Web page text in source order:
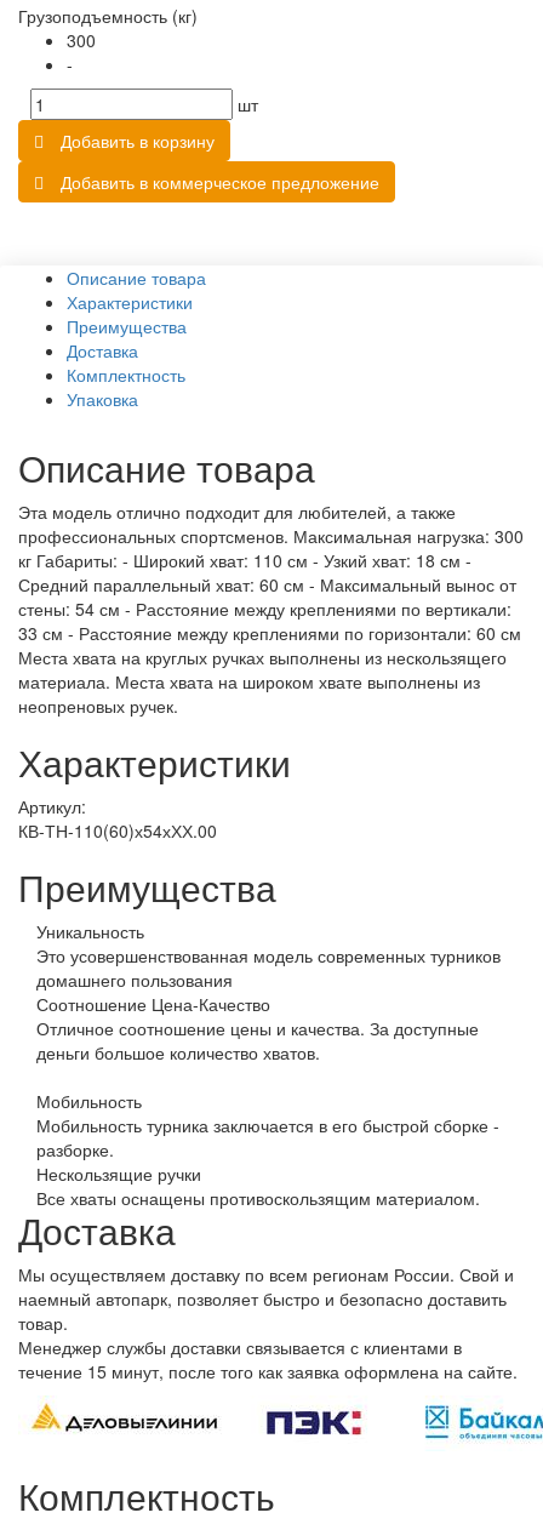
Грузоподъемность (кг)
300
-
шт
Добавить в корзину
Добавить в коммерческое предложение
Описание товара
Характеристики
Преимущества
Доставка
Комплектность
Упаковка
Описание товара
Эта модель отлично подходит для любителей, а также
профессиональных спортсменов. Максимальная нагрузка: 300
кг Габариты: - Широкий хват: 110 см - Узкий хват: 18 см -
Средний параллельный хват: 60 см - Максимальный вынос от
стены: 54 см - Расстояние между креплениями по вертикали:
33 см - Расстояние между креплениями по горизонтали: 60 см
Места хвата на круглых ручках выполнены из нескользящего
материала. Места хвата на широком хвате выполнены из
неопреновых ручек.
Характеристики
Артикул:
КВ-ТН-110(60)х54хХХ.00
Преимущества
Уникальность
Это усовершенствованная модель современных турников
домашнего пользования
Соотношение Цена-Качество
Отличное соотношение цены и качества. За доступные
деньги большое количество хватов.
Мобильность
Мобильность турника заключается в его быстрой сборке -
разборке.
Нескользящие ручки
Все хваты оснащены противоскользящим материалом.
Доставка
Мы осуществляем доставку по всем регионам России. Свой и
наемный автопарк, позволяет быстро и безопасно доставить
товар.
Менеджер службы доставки связывается с клиентами в
течение 15 минут, после того как заявка оформлена на сайте.
Комплектность